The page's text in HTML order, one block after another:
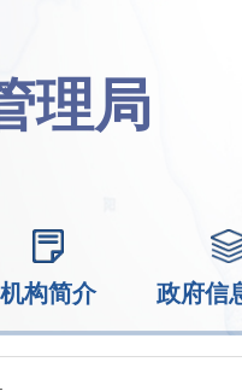
理局
机构简介 政府信